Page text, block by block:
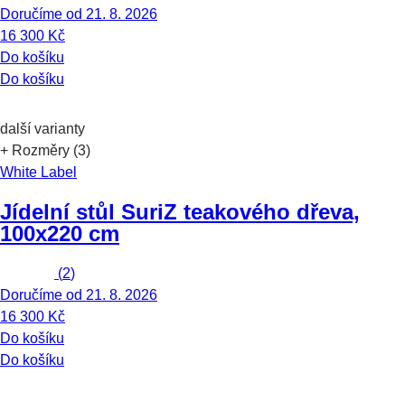
Doručíme od 21. 8. 2026
16 300 Kč
Do košíku
Do košíku
další varianty
+ Rozměry (3)
White Label
Jídelní stůl SuriZ teakového dřeva,
100x220 cm
(2)
Doručíme od 21. 8. 2026
16 300 Kč
Do košíku
Do košíku